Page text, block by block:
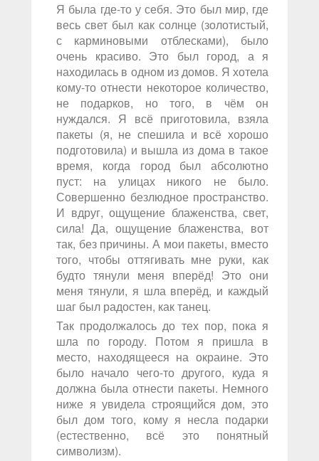
Я была где-то у себя. Это был мир, где
весь свет был как солнце (золотистый,
с карминовыми отблесками), было
очень красиво. Это был город, а я
находилась в одном из домов. Я хотела
кому-то отнести некоторое количество,
не подарков, но того, в чём он
нуждался. Я всё приготовила, взяла
пакеты (я, не спешила и всё хорошо
подготовила) и вышла из дома в такое
время, когда город был абсолютно
пуст: на улицах никого не было.
Совершенно безлюдное пространство.
И вдруг, ощущение блаженства, свет,
сила! Да, ощущение блаженства, вот
так, без причины. А мои пакеты, вместо
того, чтобы оттягивать мне руки, как
будто тянули меня вперёд! Это они
меня тянули, я шла вперёд, и каждый
шаг был радостен, как танец.
Так продолжалось до тех пор, пока я
шла по городу. Потом я пришла в
место, находящееся на окраине. Это
было начало чего-то другого, куда я
должна была отнести пакеты. Немного
ниже я увидела строящийся дом, это
был дом того, кому я несла подарки
(естественно, всё это понятный
символизм).